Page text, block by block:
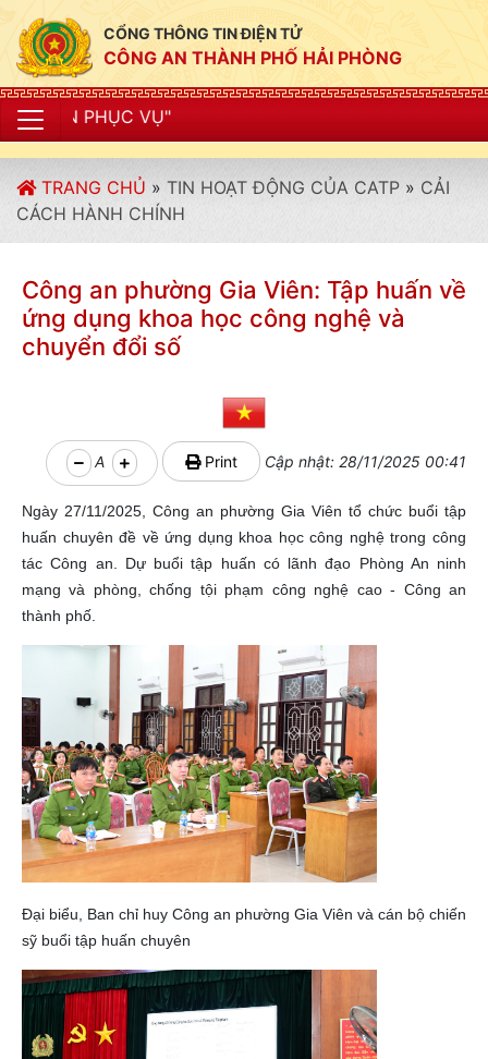
CỔNG THÔNG TIN ĐIỆN TỬ
CÔNG AN THÀNH PHỐ HẢI PHÒNG
TRANG CHỦ » TIN HOẠT ĐỘNG CỦA CATP » CẢI
CÁCH HÀNH CHÍNH
Công an phường Gia Viên: Tập huấn về
ứng dụng khoa học công nghệ và
chuyển đổi số
A Print Cập nhật: 28/11/2025 00:41
Ngày 27/11/2025, Công an phường Gia Viên tổ chức buổi tập
huấn chuyên đề về ứng dụng khoa học công nghệ trong công
tác Công an. Dự buổi tập huấn có lãnh đạo Phòng An ninh
mạng và phòng, chống tội phạm công nghệ cao - Công an
thành phố.
Đại biểu, Ban chỉ huy Công an phường Gia Viên và cán bộ chiến
sỹ buổi tập huấn chuyên